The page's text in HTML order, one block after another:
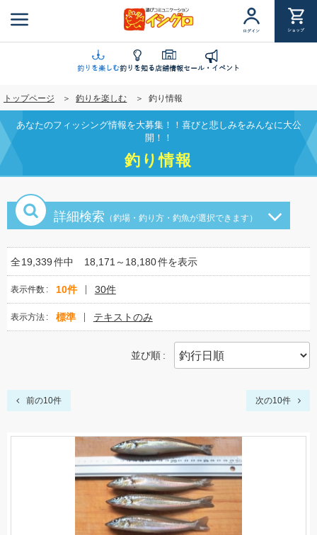
ン
に
移
動
ログイン ショップ
釣りを楽しむ釣りを知る店舗情報セール・イベント
トップページ 釣りを楽しむ 釣り情報
あなたのフィッシング情報を大募集！！喜びと悲しみをみんなに大公
開！！
釣り情報
詳細検索 （釣場・釣り方・釣魚が選択できます）
全19,339件中 18,171～18,180件を表示
表示件数 10件 30件
表示方法 標準 テキストのみ
並び順
前の10件 次の10件